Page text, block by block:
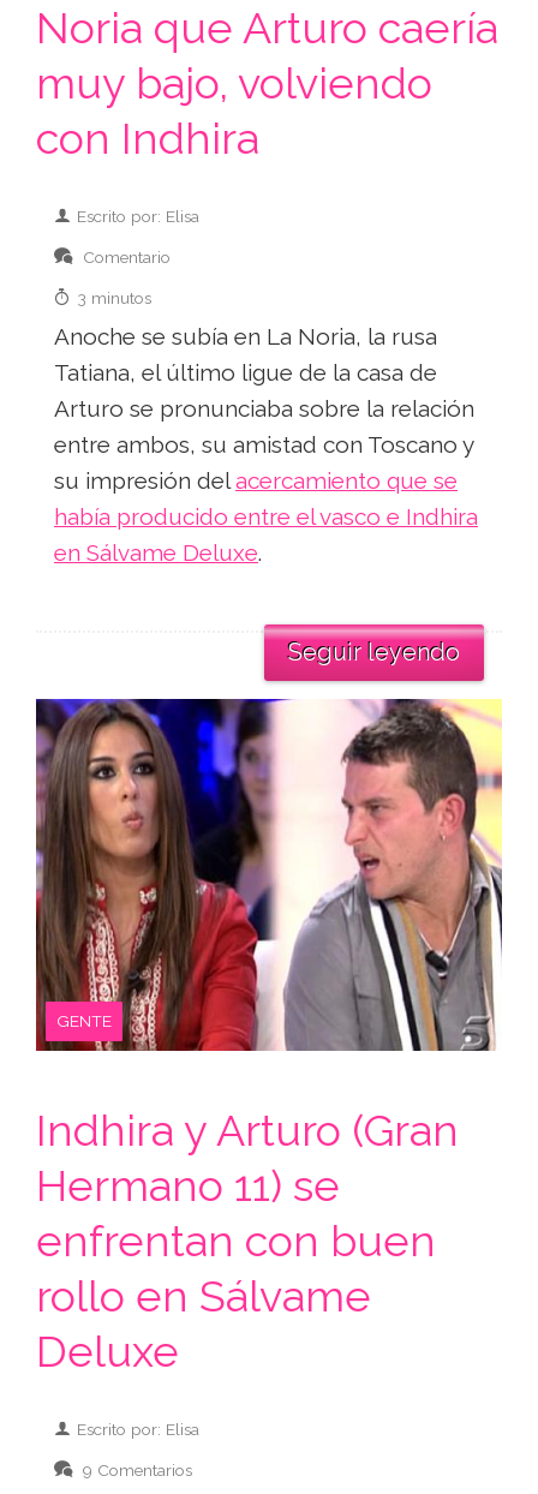
Noria que Arturo caería
muy bajo, volviendo
con Indhira
Escrito por: Elisa
Comentario
3 minutos
Anoche se subía en La Noria, la rusa
Tatiana, el último ligue de la casa de
Arturo se pronunciaba sobre la relación
entre ambos, su amistad con Toscano y
su impresión delacercamiento que se
había producido entre el vasco e Indhira
en Sálvame Deluxe.
Seguir leyendo
GENTE
Indhira y Arturo (Gran
Hermano 11) se
enfrentan con buen
rollo en Sálvame
Deluxe
Escrito por: Elisa
9 Comentarios